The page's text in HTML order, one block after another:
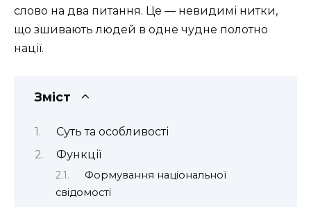
слово на два питання. Це — невидимі нитки,
що зшивають людей в одне чудне полотно
нації.
Зміст
Суть та особливості
Функції
Формування національної
свідомості